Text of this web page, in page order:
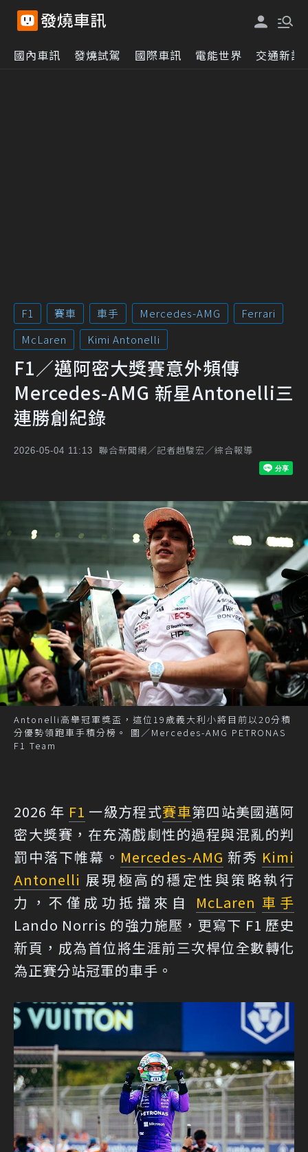
國內車訊 發燒試駕 國際車訊 電能世界 交通新訊
F1 賽車 車手 Mercedes-AMG
Ferrari
McLaren
Kimi Antonelli
F1／邁阿密大獎賽意外頻傳
Mercedes-AMG 新星Antonelli三
連勝創紀錄
2026-05-04 11:13 聯合新聞網／記者趙駿宏／綜合報導
Antonelli高舉冠軍獎盃，這位19歲義大利小將目前以20分積
分優勢領跑車手積分榜。 圖／Mercedes-AMG PETRONAS
F1 Team
2026 年 F1 一級方程式賽車第四站美國邁阿
密大獎賽，在充滿戲劇性的過程與混亂的判
罰中落下帷幕。 Mercedes-AMG 新秀 Kimi
Antonelli 展現極高的穩定性與策略執行
力，不僅成功抵擋來自 McLaren 車手
Lando Norris 的強力施壓，更寫下 F1 歷史
新頁，成為首位將生涯前三次桿位全數轉化
為正賽分站冠軍的車手。